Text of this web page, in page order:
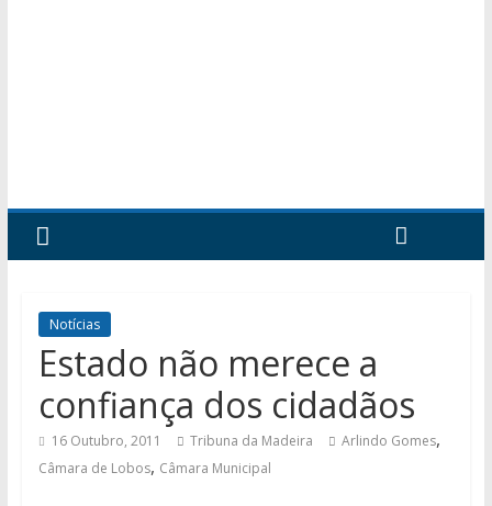
Notícias
Estado não merece a
confiança dos cidadãos
16 Outubro, 2011 Tribuna da Madeira Arlindo Gomes,
Câmara de Lobos, Câmara Municipal